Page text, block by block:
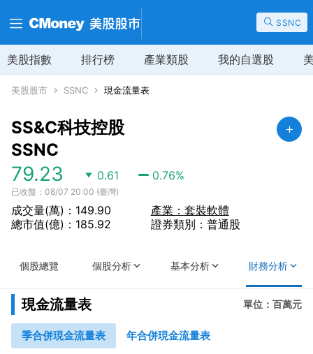
SSNC
美股指數 排行榜 產業類股 我的自選股
美股股市 SSNC 現金流量表
SS&C科技控股
SSNC
79.23 0.61 0.76%
已收盤：08/07 20:00 (臺灣)
成交量(萬)：149.90
總市值(億)：185.92
產業：套裝軟體
證券類別：普通股
個股總覽 個股分析 基本分析 財務分析
現金流量表 單位：百萬元
季合併現金流量表 年合併現金流量表